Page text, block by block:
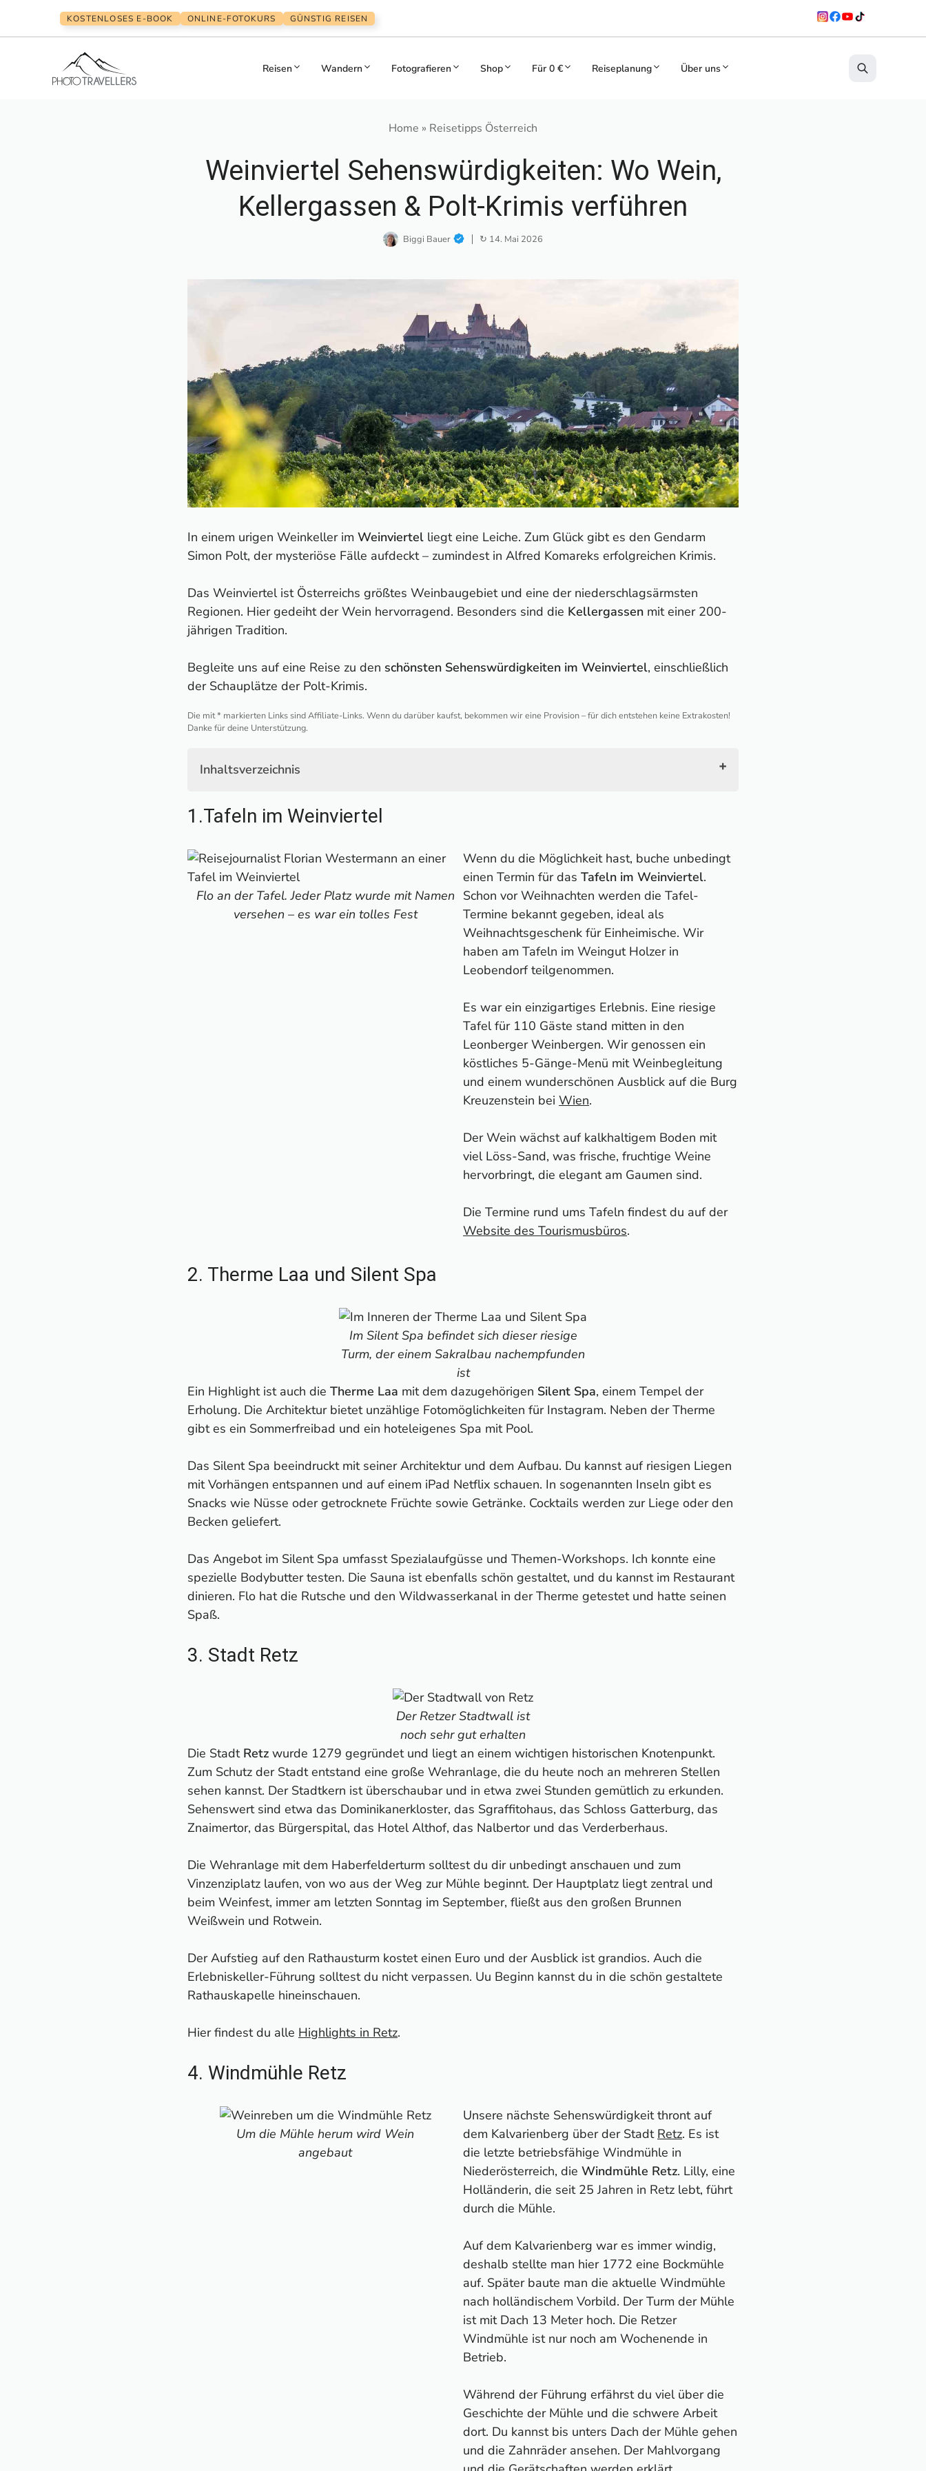
KOSTENLOSES E-BOOK ONLINE-FOTOKURS GÜNSTIG REISEN
Reisen Wandern Fotografieren Shop Für 0 € Reiseplanung Über uns
Home » Reisetipps Österreich
Weinviertel Sehenswürdigkeiten: Wo Wein,
Kellergassen & Polt-Krimis verführen
Biggi Bauer ↻ 14. Mai 2026
In einem urigen Weinkeller im Weinviertel liegt eine Leiche. Zum Glück gibt es den Gendarm
Simon Polt, der mysteriöse Fälle aufdeckt – zumindest in Alfred Komareks erfolgreichen Krimis.
Das Weinviertel ist Österreichs größtes Weinbaugebiet und eine der niederschlagsärmsten
Regionen. Hier gedeiht der Wein hervorragend. Besonders sind die Kellergassen mit einer 200-
jährigen Tradition.
Begleite uns auf eine Reise zu den schönsten Sehenswürdigkeiten im Weinviertel, einschließlich
der Schauplätze der Polt-Krimis.
Die mit * markierten Links sind Affiliate-Links. Wenn du darüber kaufst, bekommen wir eine Provision – für dich entstehen keine Extrakosten!
Danke für deine Unterstützung.
Inhaltsverzeichnis
2. Therme Laa und Silent Spa
4. Windmühle Retz
5. Erlebniskeller-Führung in Retz
6. Urgrund in Guntersdorf
7. Kellergassen Polt-Führung
13. Wolf Science Center im Wildpark Ernstbrunn
Wo im Weinviertel übernachten? Meine Hotel-Tipps
1.Tafeln im Weinviertel
Flo an der Tafel. Jeder Platz wurde mit Namen
versehen – es war ein tolles Fest
Wenn du die Möglichkeit hast, buche unbedingt
einen Termin für das Tafeln im Weinviertel.
Schon vor Weihnachten werden die Tafel-
Termine bekannt gegeben, ideal als
Weihnachtsgeschenk für Einheimische. Wir
haben am Tafeln im Weingut Holzer in
Leobendorf teilgenommen.
Es war ein einzigartiges Erlebnis. Eine riesige
Tafel für 110 Gäste stand mitten in den
Leonberger Weinbergen. Wir genossen ein
köstliches 5-Gänge-Menü mit Weinbegleitung
und einem wunderschönen Ausblick auf die Burg
Kreuzenstein bei Wien.
Der Wein wächst auf kalkhaltigem Boden mit
viel Löss-Sand, was frische, fruchtige Weine
hervorbringt, die elegant am Gaumen sind.
Die Termine rund ums Tafeln findest du auf der
Website des Tourismusbüros.
2. Therme Laa und Silent Spa
Im Silent Spa befindet sich dieser riesige
Turm, der einem Sakralbau nachempfunden
ist
Ein Highlight ist auch die Therme Laa mit dem dazugehörigen Silent Spa, einem Tempel der
Erholung. Die Architektur bietet unzählige Fotomöglichkeiten für Instagram. Neben der Therme
gibt es ein Sommerfreibad und ein hoteleigenes Spa mit Pool.
Das Silent Spa beeindruckt mit seiner Architektur und dem Aufbau. Du kannst auf riesigen Liegen
mit Vorhängen entspannen und auf einem iPad Netflix schauen. In sogenannten Inseln gibt es
Snacks wie Nüsse oder getrocknete Früchte sowie Getränke. Cocktails werden zur Liege oder den
Becken geliefert.
Das Angebot im Silent Spa umfasst Spezialaufgüsse und Themen-Workshops. Ich konnte eine
spezielle Bodybutter testen. Die Sauna ist ebenfalls schön gestaltet, und du kannst im Restaurant
dinieren. Flo hat die Rutsche und den Wildwasserkanal in der Therme getestet und hatte seinen
Spaß.
3. Stadt Retz
Der Retzer Stadtwall ist
noch sehr gut erhalten
Die Stadt Retz wurde 1279 gegründet und liegt an einem wichtigen historischen Knotenpunkt.
Zum Schutz der Stadt entstand eine große Wehranlage, die du heute noch an mehreren Stellen
sehen kannst. Der Stadtkern ist überschaubar und in etwa zwei Stunden gemütlich zu erkunden.
Sehenswert sind etwa das Dominikanerkloster, das Sgraffitohaus, das Schloss Gatterburg, das
Znaimertor, das Bürgerspital, das Hotel Althof, das Nalbertor und das Verderberhaus.
Die Wehranlage mit dem Haberfelderturm solltest du dir unbedingt anschauen und zum
Vinzenziplatz laufen, von wo aus der Weg zur Mühle beginnt. Der Hauptplatz liegt zentral und
beim Weinfest, immer am letzten Sonntag im September, fließt aus den großen Brunnen
Weißwein und Rotwein.
Der Aufstieg auf den Rathausturm kostet einen Euro und der Ausblick ist grandios. Auch die
Erlebniskeller-Führung solltest du nicht verpassen. Uu Beginn kannst du in die schön gestaltete
Rathauskapelle hineinschauen.
Hier findest du alle Highlights in Retz.
4. Windmühle Retz
Um die Mühle herum wird Wein
angebaut
Unsere nächste Sehenswürdigkeit thront auf
dem Kalvarienberg über der Stadt Retz. Es ist
die letzte betriebsfähige Windmühle in
Niederösterreich, die Windmühle Retz. Lilly, eine
Holländerin, die seit 25 Jahren in Retz lebt, führt
durch die Mühle.
Auf dem Kalvarienberg war es immer windig,
deshalb stellte man hier 1772 eine Bockmühle
auf. Später baute man die aktuelle Windmühle
nach holländischem Vorbild. Der Turm der Mühle
ist mit Dach 13 Meter hoch. Die Retzer
Windmühle ist nur noch am Wochenende in
Betrieb.
Während der Führung erfährst du viel über die
Geschichte der Mühle und die schwere Arbeit
dort. Du kannst bis unters Dach der Mühle gehen
und die Zahnräder ansehen. Der Mahlvorgang